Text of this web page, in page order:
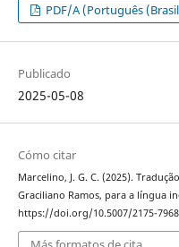
PDF/A (Português
Publicado
2025-05-08
Cómo citar
Marcelino, J. G. C. (2025).
Graciliano Ramos, para a língua
https://doi.org/10.5007/2175-